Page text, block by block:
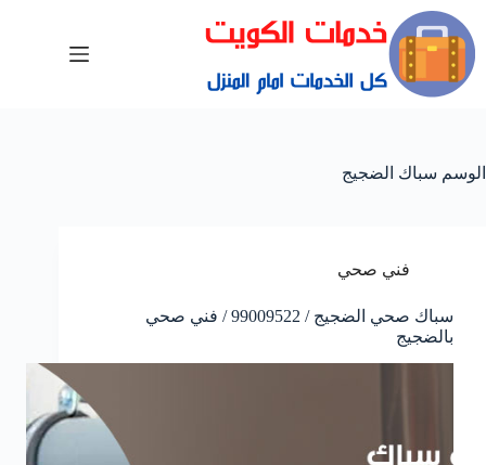
الوسم سباك الضجيج
فني صحي
سباك صحي الضجيج / 99009522 / فني صحي
بالضجيج